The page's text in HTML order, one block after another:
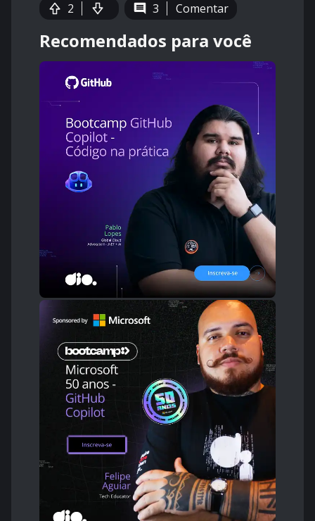
2 3 Comentar
Recomendados para você